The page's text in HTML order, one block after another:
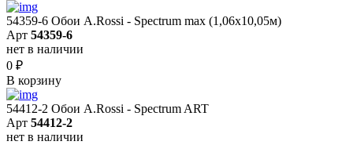
54359-6 Обои A.Rossi - Spectrum max (1,06x10,05м)
Арт 54359-6
нет в наличии
0 ₽
В корзину
54412-2 Обои A.Rossi - Spectrum ART
Арт 54412-2
нет в наличии